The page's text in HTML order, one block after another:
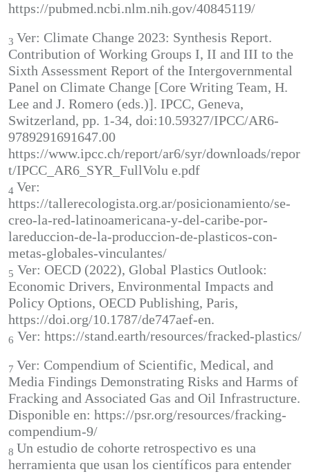
https://pubmed.ncbi.nlm.nih.gov/40845119/
3 Ver: Climate Change 2023: Synthesis Report.
Contribution of Working Groups I, II and III to the
Sixth Assessment Report of the Intergovernmental
Panel on Climate Change [Core Writing Team, H.
Lee and J. Romero (eds.)]. IPCC, Geneva,
Switzerland, pp. 1-34, doi:10.59327/IPCC/AR6-
9789291691647.00
https://www.ipcc.ch/report/ar6/syr/downloads/repor
t/IPCC_AR6_SYR_FullVolu e.pdf
4 Ver:
https://tallerecologista.org.ar/posicionamiento/se-
creo-la-red-latinoamericana-y-del-caribe-por-
lareduccion-de-la-produccion-de-plasticos-con-
metas-globales-vinculantes/
5 Ver: OECD (2022), Global Plastics Outlook:
Economic Drivers, Environmental Impacts and
Policy Options, OECD Publishing, Paris,
https://doi.org/10.1787/de747aef-en.
6 Ver: https://stand.earth/resources/fracked-plastics/
7 Ver: Compendium of Scientific, Medical, and
Media Findings Demonstrating Risks and Harms of
Fracking and Associated Gas and Oil Infrastructure.
Disponible en: https://psr.org/resources/fracking-
compendium-9/
8 Un estudio de cohorte retrospectivo es una
herramienta que usan los científicos para entender